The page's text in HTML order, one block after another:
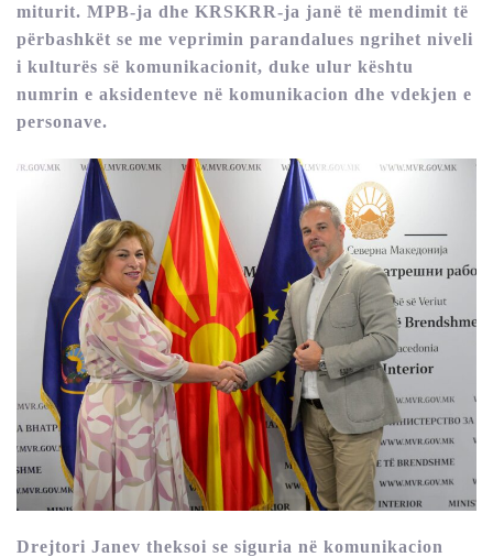
miturit. MPB-ja dhe KRSKRR-ja janë të mendimit të
përbashkët se me veprimin parandalues ngrihet niveli
i kulturës së komunikacionit, duke ulur kështu
numrin e aksidenteve në komunikacion dhe vdekjen e
personave.
Drejtori Janev theksoi se siguria në komunikacion